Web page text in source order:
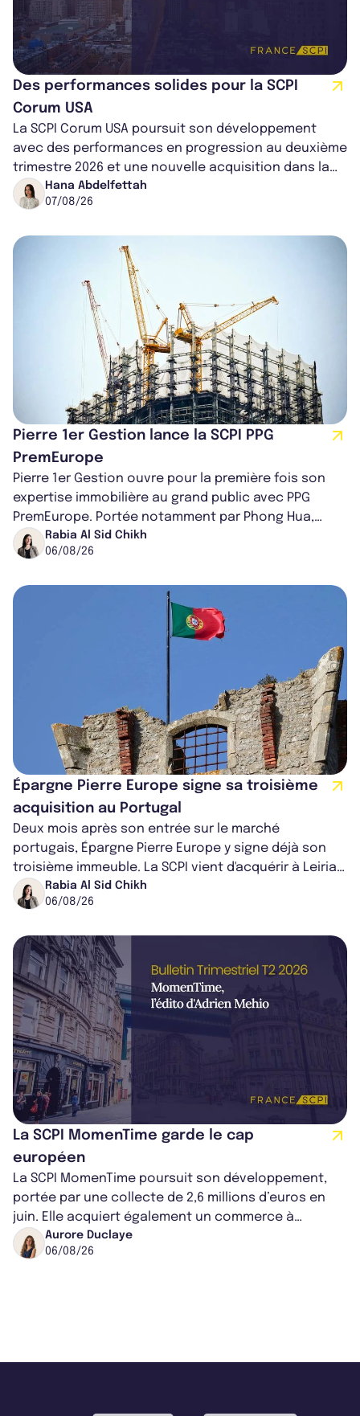
Des performances solides pour la SCPI
Corum USA
La SCPI Corum USA poursuit son développement
avec des performances en progression au deuxième
trimestre 2026 et une nouvelle acquisition dans la
région de Chicago. Entre hausse de...
Hana Abdelfettah
07/08/26
Pierre 1er Gestion lance la SCPI PPG
PremEurope
Pierre 1er Gestion ouvre pour la première fois son
expertise immobilière au grand public avec PPG
PremEurope. Portée notamment par Phong Hua,
ancien directeur des investissements d...
Rabia Al Sid Chikh
06/08/26
Épargne Pierre Europe signe sa troisième
acquisition au Portugal
Deux mois après son entrée sur le marché
portugais, Épargne Pierre Europe y signe déjà son
troisième immeuble. La SCPI vient d'acquérir à Leiria,
dans le centre du pays, un établis...
Rabia Al Sid Chikh
06/08/26
La SCPI MomenTime garde le cap
européen
La SCPI MomenTime poursuit son développement,
portée par une collecte de 2,6 millions d’euros en
juin. Elle acquiert également un commerce à
Worcester, place une plateforme logisti...
Aurore Duclaye
06/08/26